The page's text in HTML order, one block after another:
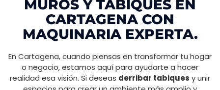
MUROS Y TABIQUES EN
CARTAGENA CON
MAQUINARIA EXPERTA.
En Cartagena, cuando piensas en transformar tu hogar
o negocio, estamos aquí para ayudarte a hacer
realidad esa visión. Si deseas derribar tabiques y unir